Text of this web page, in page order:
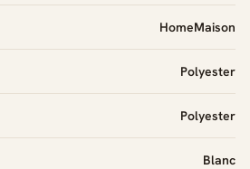
HomeMaison
Polyester
Polyester
Blanc